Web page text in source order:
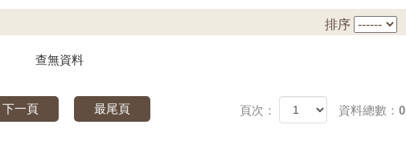
排序
查無資料
下一頁 最尾頁 頁次： 資料總數：0